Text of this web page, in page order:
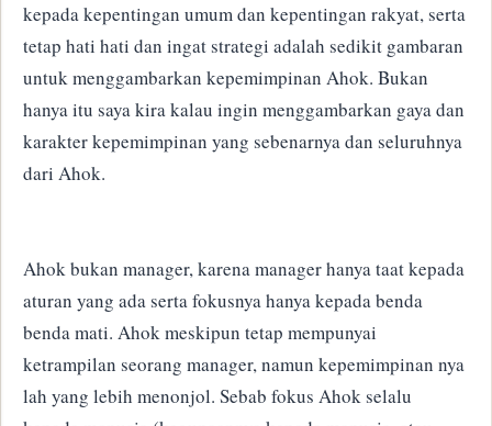
kepada kepentingan umum dan kepentingan rakyat,serta
tetap hati hati dan ingat strategi adalah sedikit gambaran
untuk menggambarkan kepemimpinan Ahok. Bukan
hanya itu saya kira kalau ingin menggambarkan gaya dan
karakter kepemimpinan yang sebenarnya dan seluruhnya
dari Ahok.
Ahok bukan manager, karena manager hanya taat kepada
aturan yang ada serta fokusnya hanya kepada benda
benda mati. Ahok meskipun tetap mempunyai
ketrampilan seorang manager, namun kepemimpinan nya
lah yang lebih menonjol. Sebab fokus Ahok selalu